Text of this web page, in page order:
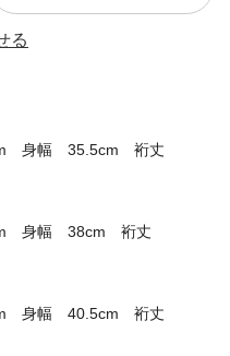
る
身幅 35.5cm 裄丈
身幅 38cm 裄丈
身幅 40.5cm 裄丈